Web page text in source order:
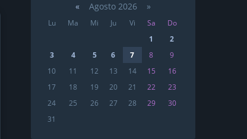
«Agosto 2026 »
Lu Ma Mi Ju Vi Sa
Do
1
2
3
4 5 6 7 8
9
10
11 12 13 14 15
16
17
18 19 20 21 22
23
24
25 26 27 28 29
30
31